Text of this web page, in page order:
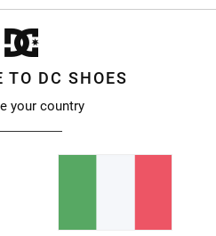
TO DC SHOES
your country